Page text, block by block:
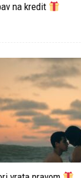
na kredit